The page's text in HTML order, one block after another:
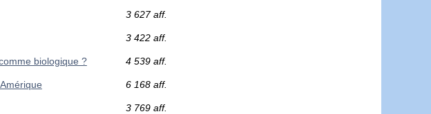
3 627 aff.
3 422 aff.
biologique ? 4 539 aff.
6 168 aff.
3 769 aff.